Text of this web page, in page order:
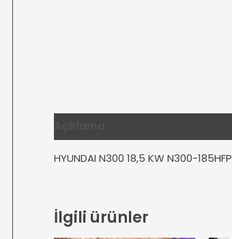
HYUNDAI N300 18,5 KW N300-185HFP
İlgili ürünler